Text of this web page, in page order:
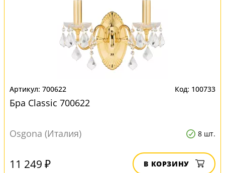
700622 100733
Бра Classic 700622
Osgona (Италия) 8 шт.
11 249 ₽ В КОРЗИНУ